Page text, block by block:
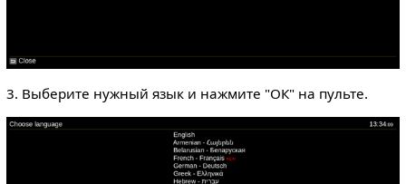
3. Выберите нужный язык и нажмите "ОК" на пульте.